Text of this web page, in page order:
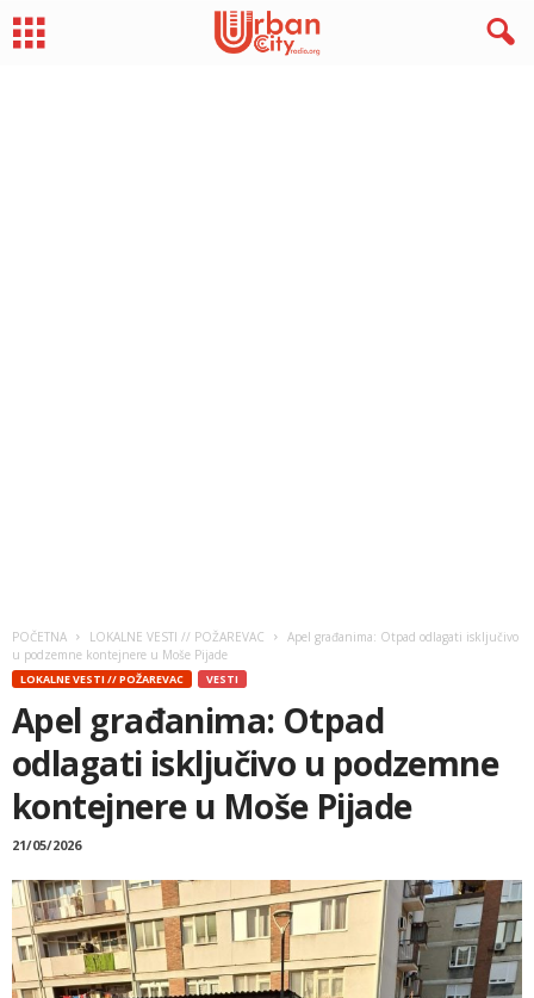
POČETNA LOKALNE VESTI // POŽAREVAC
Apel građanima: Otpad odlagati isključivo
u podzemne kontejnere u Moše Pijade
LOKALNE VESTI // POŽAREVAC VESTI
Apel građanima: Otpad
odlagati isključivo u podzemne
kontejnere u Moše Pijade
21/05/2026